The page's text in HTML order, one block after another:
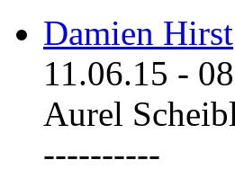
Damien Hirst
11.06.15 -
Aurel
----------